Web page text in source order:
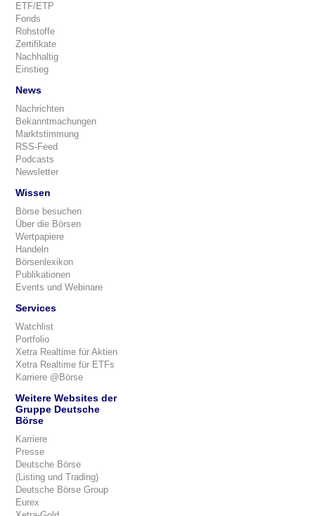
ETF/ETP
Fonds
Rohstoffe
Zertifikate
Nachhaltig
Einstieg
News
Nachrichten
Bekanntmachungen
Marktstimmung
RSS-Feed
Podcasts
Newsletter
Wissen
Börse besuchen
Über die Börsen
Wertpapiere
Handeln
Börsenlexikon
Publikationen
Events und Webinare
Services
Watchlist
Portfolio
Xetra Realtime für Aktien
Xetra Realtime für ETFs
Karriere @Börse
Weitere Websites der
Gruppe Deutsche
Börse
Karriere
Presse
Deutsche Börse
(Listing und Trading)
Deutsche Börse Group
Eurex